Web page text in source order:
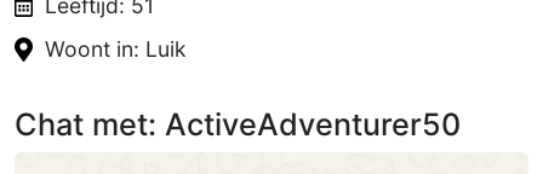
Leeftijd: 51
Woont in: Luik
Chat met: ActiveAdventurer50